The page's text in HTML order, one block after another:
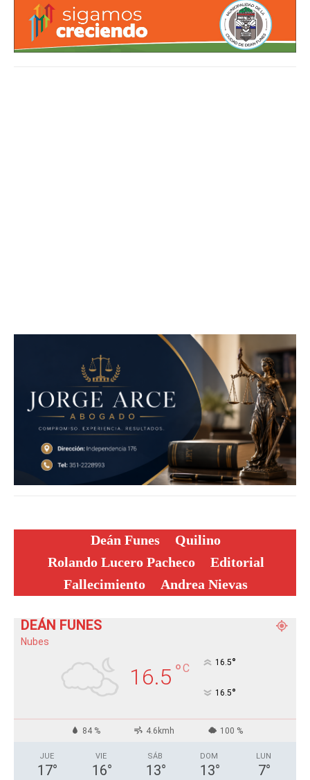
Deán Funes
Quilino
Rolando Lucero Pacheco
Editorial
Fallecimiento
Andrea Nievas
DEÁN FUNES
Nubes
16.5 °C 16.5°
16.5°
84 % 4.6kmh 100 %
JUE
17°
VIE
16°
SÁB
13°
DOM
13°
LUN
7°